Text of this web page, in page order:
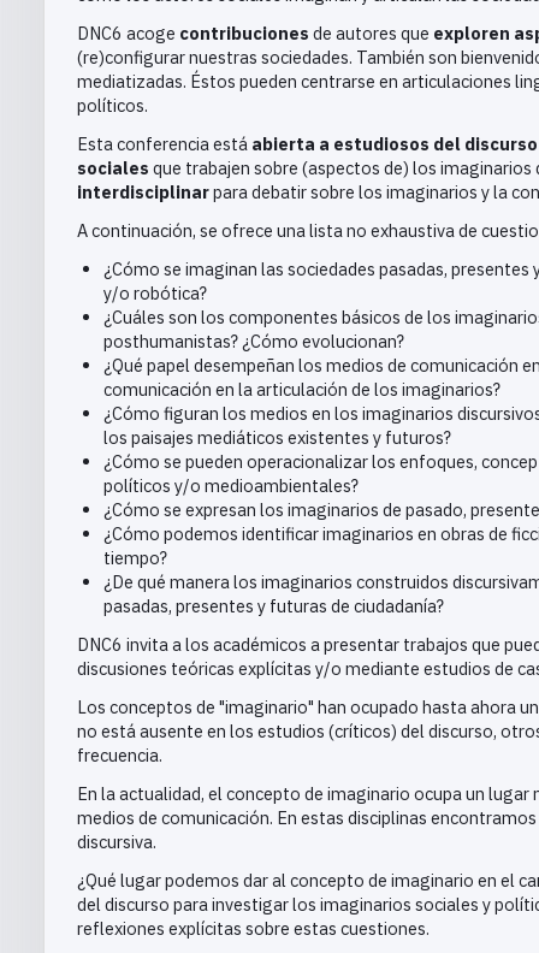
DNC6 acoge contribuciones de autores que exploren
(re)configurar nuestras sociedades. También son
mediatizadas. Éstos pueden centrarse en articulaciones
políticos.
Esta conferencia está abierta a estudiosos del discurso
sociales que trabajen sobre (aspectos de) los
interdisciplinarpara debatir sobre los imaginarios y la
A continuación, se ofrece una lista no exhaustiva de
¿Cómo se imaginan las sociedades pasadas,
y/o robótica?
¿Cuáles son los componentes básicos de los
posthumanistas? ¿Cómo evolucionan?
¿Qué papel desempeñan los medios de comunicación
comunicación en la articulación de los imaginarios?
¿Cómo figuran los medios en los imaginarios
los paisajes mediáticos existentes y futuros?
¿Cómo se pueden operacionalizar los enfoques,
políticos y/o medioambientales?
¿Cómo se expresan los imaginarios de pasado,
¿Cómo podemos identificar imaginarios en obras de
tiempo?
¿De qué manera los imaginarios construidos
pasadas, presentes y futuras de ciudadanía?
DNC6 invita a los académicos a presentar trabajos que
discusiones teóricas explícitas y/o mediante estudios de
Los conceptos de "imaginario" han ocupado hasta ahora
no está ausente en los estudios (críticos) del discurso,
frecuencia.
En la actualidad, el concepto de imaginario ocupa un
medios de comunicación. En estas disciplinas
discursiva.
¿Qué lugar podemos dar al concepto de imaginario en el
del discurso para investigar los imaginarios sociales y
reflexiones explícitas sobre estas cuestiones.